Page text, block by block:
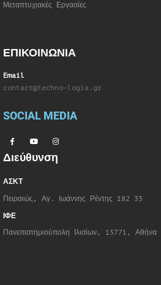
Μεταπτυχιακές Εργασίες
ΕΠΙΚΟΙΝΩΝΙΑ
Email
contact@techno-logia.gr
SOCIAL MEDIA
Διεύθυνση
ΑΣΚΤ
Πειραιώς, Αγ. Ιωάννης Ρέντης 182 33
ΙΦΕ
Πανεπιστημιούπολη Ιλισίων, 15771, Αθήνα